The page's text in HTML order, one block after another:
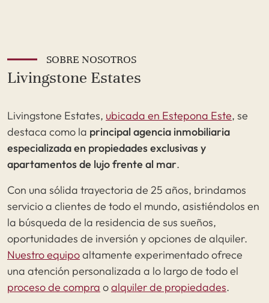
SOBRE NOSOTROS
Livingstone Estates
Livingstone Estates, ubicada en Estepona Este, se
destaca como la principal agencia inmobiliaria
especializada en propiedades exclusivas y
apartamentos de lujo frente al mar.
Con una sólida trayectoria de 25 años, brindamos
servicio a clientes de todo el mundo, asistiéndolos en
la búsqueda de la residencia de sus sueños,
oportunidades de inversión y opciones de alquiler.
Nuestro equipoaltamente experimentado ofrece
una atención personalizada a lo largo de todo el
proceso de compra oalquiler de propiedades.